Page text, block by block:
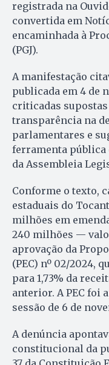
registrada na
convertida em
encaminhada à
(PGJ).
A manifestação
publicada em 4 de
criticadas
transparência na
parlamentares e
ferramenta pública
da Assembleia
Conforme o texto,
estaduais do
milhões em
240 milhões —
aprovação da
(PEC) nº 02/2024,
para 1,73% da
anterior. A PEC foi
sessão de 6 de
A denúncia
constitucional da